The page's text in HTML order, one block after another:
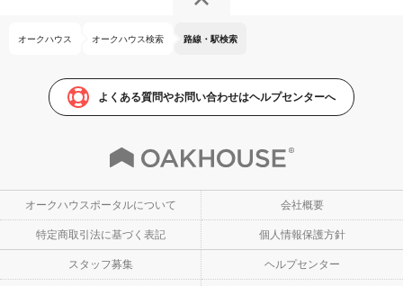
オークハウス オークハウス検索 路線・駅検索
よくある質問やお問い合わせはヘルプセンターへ
オークハウスポータルについて 会社概要
特定商取引法に基づく表記 個人情報保護方針
スタッフ募集 ヘルプセンター